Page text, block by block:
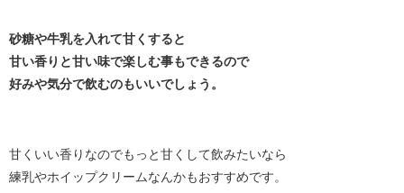
砂糖や牛乳を入れて甘くすると
甘い香りと甘い味で楽しむ事もできるので
好みや気分で飲むのもいいでしょう。
甘くいい香りなのでもっと甘くして飲みたいなら
練乳やホイップクリームなんかもおすすめです。